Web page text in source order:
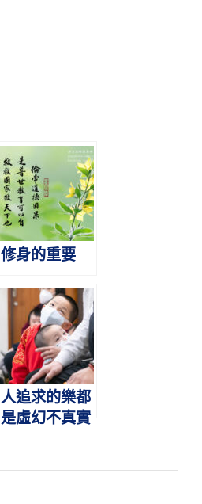
修身的重要
人追求的樂都
是虛幻不真實